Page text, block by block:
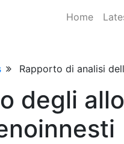
Home
Rapporto di analisi
degli